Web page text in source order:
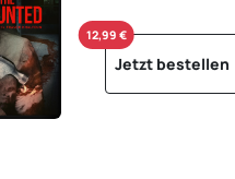
Jetzt bestellen
12,99 €